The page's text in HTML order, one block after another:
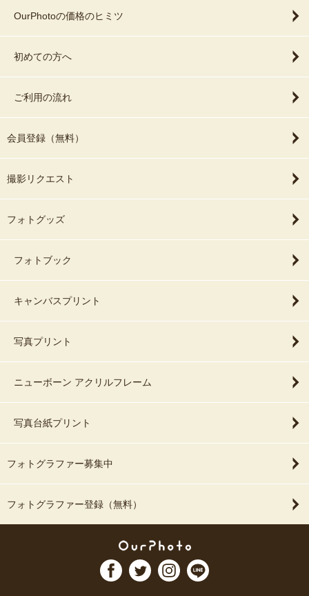
OurPhotoの価格のヒミツ
初めての方へ
ご利用の流れ
会員登録（無料）
撮影リクエスト
フォトグッズ
フォトブック
キャンバスプリント
写真プリント
ニューボーン アクリルフレーム
写真台紙プリント
フォトグラファー募集中
フォトグラファー登録（無料）